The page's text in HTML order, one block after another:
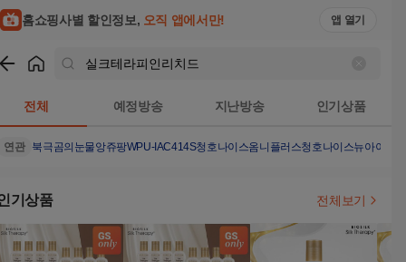
홈쇼핑사별 할인정보, 오직 앱에서만! 앱 열기
전체 예정방송 지난방송 인기상품
연관 북극곰의눈물앙쥬팡WPU-IAC414S청호나이스옴니플러스청호나이스뉴아이스
기상품 전체보기